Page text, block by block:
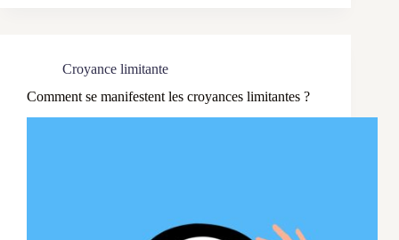
Croyance limitante
Comment se manifestent les croyances limitantes ?